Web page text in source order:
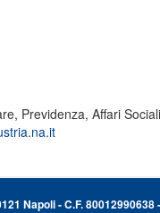
Previdenza, Affari
Napoli - C.F. 80012990638